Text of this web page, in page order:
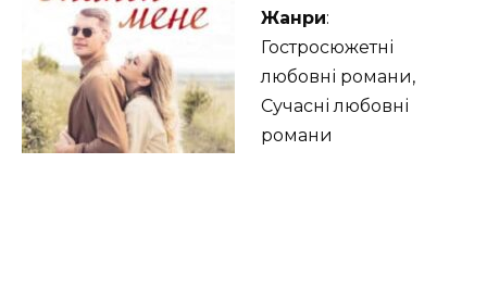
Жанри:
Гостросюжетні
любовні романи,
Сучасні любовні
романи